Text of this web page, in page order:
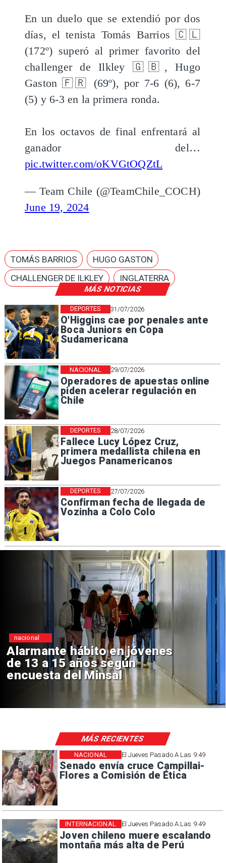
MÁS NOTICIAS
31/07/2026
O'Higgins cae por penales ante
Boca Juniors en Copa
Sudamericana
DEPORTES
29/07/2026
Operadores de apuestas online
piden acelerar regulación en
Chile
NACIONAL
28/07/2026
Fallece Lucy López Cruz,
primera medallista chilena en
Juegos Panamericanos
DEPORTES
27/07/2026
Confirman fecha de llegada de
Vozinha a Colo Colo
DEPORTES
En un duelo que se extendió por dos
días, el tenista Tomás Barrios 🇨🇱
(172º) superó al primer favorito del
challenger de Ilkley 🇬🇧, Hugo
Gaston 🇫🇷 (69º), por 7-6 (6), 6-7
(5) y 6-3 en la primera ronda.
En los octavos de final enfrentará al
ganador del…
pic.twitter.com/oKVGtOQZtL
— Team Chile (@TeamChile_COCH)
June 19, 2024
TOMÁS BARRIOS
HUGO GASTON
CHALLENGER DE ILKLEY
INGLATERRA
Aprueban creación del Parque
Sebastián Piñera con inversión
de $4 mil millones
Regiones
El Jueves Pasado A Las 9:49
Senado envía cruce Campillai-
Flores a Comisión de Ética
NACIONAL
El Jueves Pasado A Las 9:49
Joven chileno muere escalando
montaña más alta de Perú
INTERNACIONAL
MÁS RECIENTES